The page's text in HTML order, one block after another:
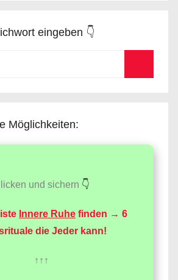
eingeben 👇
Möglichkeiten:
und sichern 👇
Innere Ruhe finden → 6
die Jeder kann!
↑↑↑